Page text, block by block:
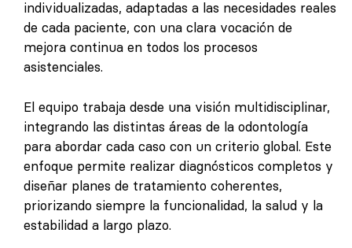
individualizadas, adaptadas a las necesidades reales
de cada paciente, con una clara vocación de
mejora continua en todos los procesos
asistenciales.
El equipo trabaja desde una visión multidisciplinar,
integrando las distintas áreas de la odontología
para abordar cada caso con un criterio global. Este
enfoque permite realizar diagnósticos completos y
diseñar planes de tratamiento coherentes,
priorizando siempre la funcionalidad, la salud y la
estabilidad a largo plazo.